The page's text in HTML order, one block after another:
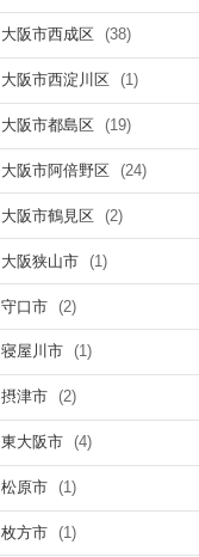
大阪市西成区 (38)
大阪市西淀川区 (1)
大阪市都島区 (19)
大阪市阿倍野区 (24)
大阪市鶴見区 (2)
大阪狭山市 (1)
守口市 (2)
寝屋川市 (1)
摂津市 (2)
東大阪市 (4)
松原市 (1)
枚方市 (1)